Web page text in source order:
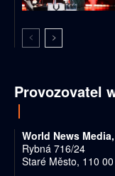
Provozovatel
World News
Rybná 716/24
Staré Město, 110